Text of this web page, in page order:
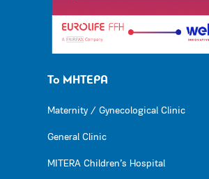
Το ΜΗΤΕΡΑ
Maternity / Gynecological Clinic
General Clinic
MITERA Children’s Hospital